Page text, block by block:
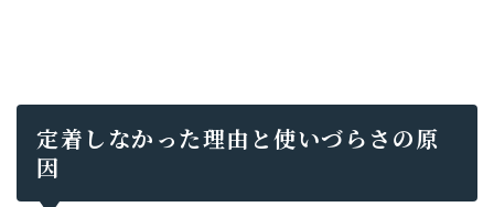
定着しなかった理由と使いづらさの原
因